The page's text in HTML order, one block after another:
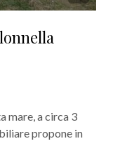
mare, a circa 3
propone in